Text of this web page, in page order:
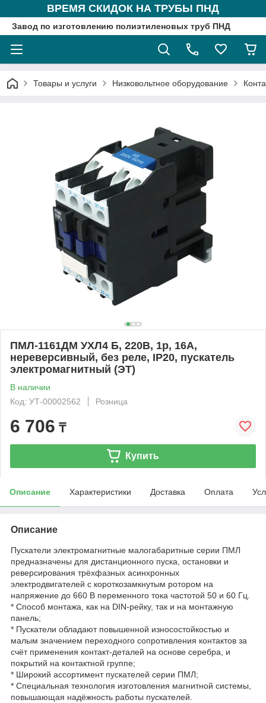
ВРЕМЯ СКИДОК НА ТРУБЫ ПНД
Завод по изготовлению полиэтиленовых труб ПНД
Товары и услуги Низковольтное оборудование
ПМЛ-1161ДМ УХЛ4 Б, 220В, 1р, 16А,
нереверсивный, без реле, IP20, пускатель
электромагнитный (ЭТ)
В наличии
Код: УТ-00002562
Розница
6 706 ₸
Купить
Описание Характеристики Доставка Оплата
Описание
Пускатели электромагнитные малогабаритные серии ПМЛ
предназначены для дистанционного пуска, остановки и
реверсирования трёхфазных асинхронных
электродвигателей с короткозамкнутым ротором на
напряжение до 660 В переменного тока частотой 50 и 60 Гц.
* Способ монтажа, как на DIN-рейку, так и на монтажную
панель;
* Пускатели обладают повышенной износостойкостью и
малым значением переходного сопротивления контактов за
счёт применения контакт-деталей на основе серебра, и
покрытий на контактной группе;
* Широкий ассортимент пускателей серии ПМЛ;
* Специальная технология изготовления магнитной системы,
повышающая надёжность работы пускателей.